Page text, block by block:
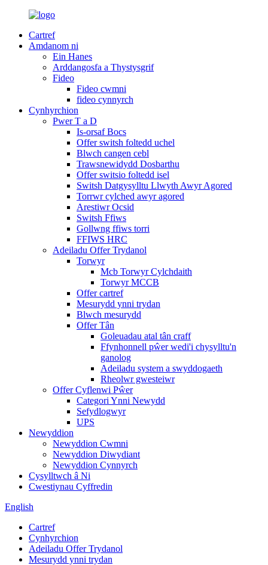
Cartref
Amdanom ni
Ein Hanes
Arddangosfa a Thystysgrif
Fideo
Fideo cwmni
fideo cynnyrch
Cynhyrchion
Pwer T a D
Is-orsaf Bocs
Offer switsh foltedd uchel
Blwch cangen cebl
Trawsnewidydd Dosbarthu
Offer switsio foltedd isel
Switsh Datgysylltu Llwyth Awyr Agored
Torrwr cylched awyr agored
Arestiwr Ocsid
Switsh Ffiws
Gollwng ffiws torri
FFIWS HRC
Adeiladu Offer Trydanol
Torwyr
Mcb Torwyr Cylchdaith
Torwyr MCCB
Offer cartref
Mesurydd ynni trydan
Blwch mesurydd
Offer Tân
Goleuadau atal tân craff
Ffynhonnell pŵer wedi'i chysylltu'n
ganolog
Adeiladu system a swyddogaeth
Rheolwr gwesteiwr
Offer Cyflenwi Pŵer
Categori Ynni Newydd
Sefydlogwyr
UPS
Newyddion
Newyddion Cwmni
Newyddion Diwydiant
Newyddion Cynnyrch
Cysylltwch â Ni
Cwestiynau Cyffredin
English
Cartref
Cynhyrchion
Adeiladu Offer Trydanol
Mesurydd ynni trydan